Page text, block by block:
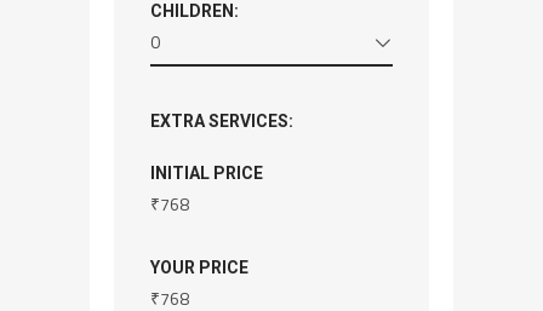
CHILDREN:
0
EXTRA SERVICES:
INITIAL PRICE
₹768
YOUR PRICE
₹768